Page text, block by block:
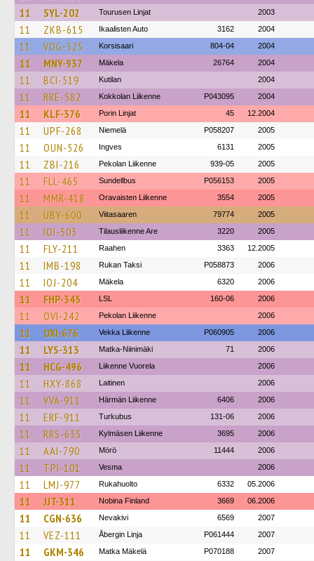
11
SYL-202 Tourusen Linjat 2003
11 ZKB-615 Ikaalisten Auto 3162 2004
11 VOG-525 Korsisaari 804-04 2004
11 MNY-937 Mäkela 26764 2004
11 BCI-519 Kutilan 2004
11 RRE-582 Kokkolan Liikenne P043095 2004
11 KLF-376 Porin Linjat 45 12.2004
11 UPF-268 Niemelä P058207 2005
11 OUN-526 Ingves 6131 2005
11 ZBI-216 Pekolan Liikenne 939-05 2005
11 FLL-465 Sundellbus P056153 2005
11 MMR-418 Oravaisten Liikenne 3554 2005
11 UBY-600 Viitasaaren 79774 2005
11 IOI-503 Tilausliikenne Are 3220 2005
11 FLY-211 Raahen 3363 12.2005
11 IMB-198 Rukan Taksi P058873 2006
11 IOJ-204 Mäkela 6320 2006
11 FHP-345 LSL 160-06 2006
11 OVI-242 Pekolan Liikenne 2006
11 OXI-676 Vekka Liikenne P060905 2006
11 LYS-313 Matka-Niinimäki 71 2006
11 HCG-496 Liikenne Vuorela 2006
11 HXY-868 Laitinen 2006
11 VVA-911 Härmän Liikenne 6406 2006
11 ERF-911 Turkubus 131-06 2006
11 RRS-635 Kylmäsen Liikenne 3695 2006
11 AAI-790 Mörö 11444 2006
11 TPI-101 Vesma 2006
11 LMJ-977 Rukahuolto 6332 05.2006
11 JJT-311 Nobina Finland 3669 06.2006
11 CGN-636 Nevakivi 6569 2007
11 VEZ-111 Åbergin Linja P061444 2007
11 GKM-346 Matka Mäkelä P070188 2007